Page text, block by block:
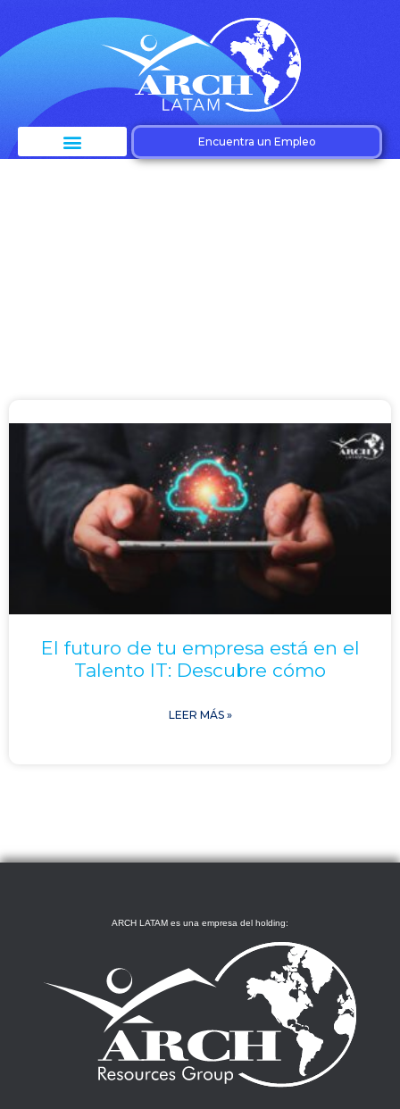
Encuentra un Empleo
El futuro de tu empresa está en el
Talento IT: Descubre cómo
LEER MÁS »
ARCH LATAM es una empresa del holding: